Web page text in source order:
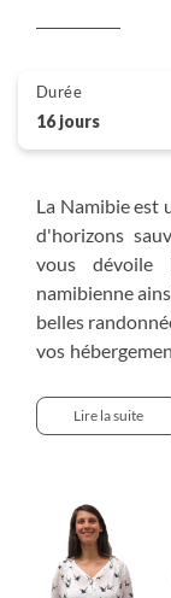
La Namibie est
d'horizons
vous dévoile
namibienne
belles
vos
parc
Kaokoland
région du
recouvertes
Lors de votre
Lire la suite
Durée
16 jours